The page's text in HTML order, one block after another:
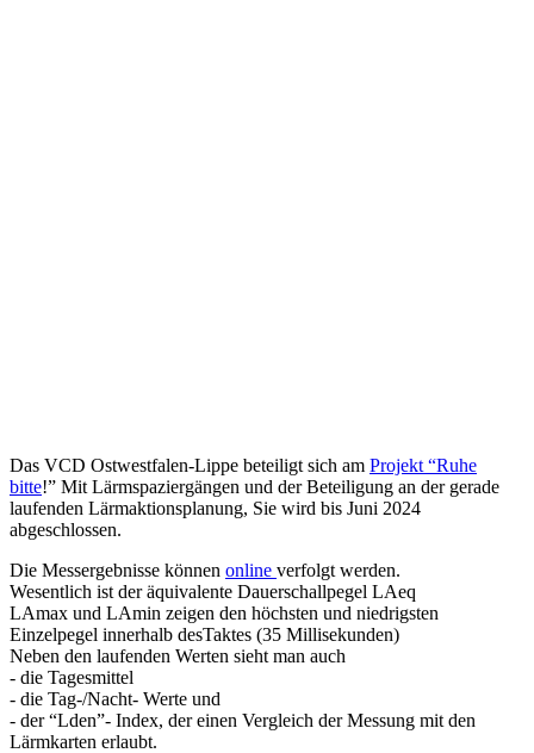
Das VCD Ostwestfalen-Lippe beteiligt sich am Projekt “Ruhe
bitte!” Mit Lärmspaziergängen und der Beteiligung an der gerade
laufenden Lärmaktionsplanung, Sie wird bis Juni 2024
abgeschlossen.
Die Messergebnisse können online verfolgt werden.
Wesentlich ist der äquivalente Dauerschallpegel LAeq
LAmax und LAmin zeigen den höchsten und niedrigsten
Einzelpegel innerhalb desTaktes (35 Millisekunden)
Neben den laufenden Werten sieht man auch
- die Tagesmittel
- die Tag-/Nacht- Werte und
- der “Lden”- Index, der einen Vergleich der Messung mit den
Lärmkarten erlaubt.